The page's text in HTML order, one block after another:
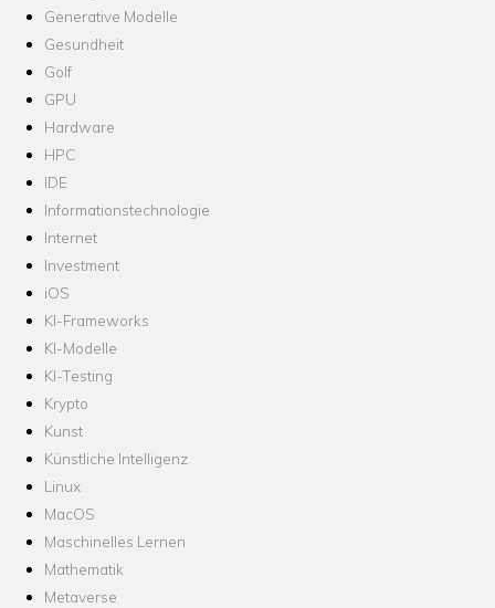
Generative Modelle
Gesundheit
Golf
GPU
Hardware
HPC
IDE
Informationstechnologie
Internet
Investment
iOS
KI-Frameworks
KI-Modelle
KI-Testing
Krypto
Kunst
Künstliche Intelligenz
Linux
MacOS
Maschinelles Lernen
Mathematik
Metaverse